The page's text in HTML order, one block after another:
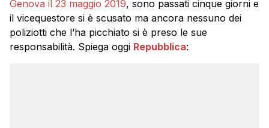
Genova il 23 maggio 2019, sono passati cinque giorni e
il vicequestore si è scusato ma ancora nessuno dei
poliziotti che l’ha picchiato si è preso le sue
responsabilità. Spiega oggi Repubblica: